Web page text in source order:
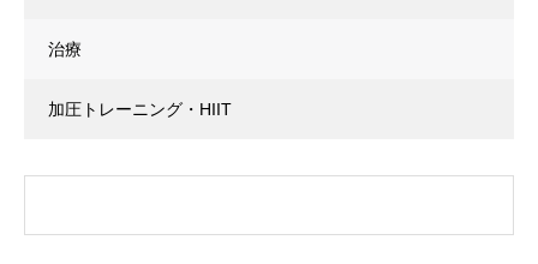
治療
加圧トレーニング・HIIT